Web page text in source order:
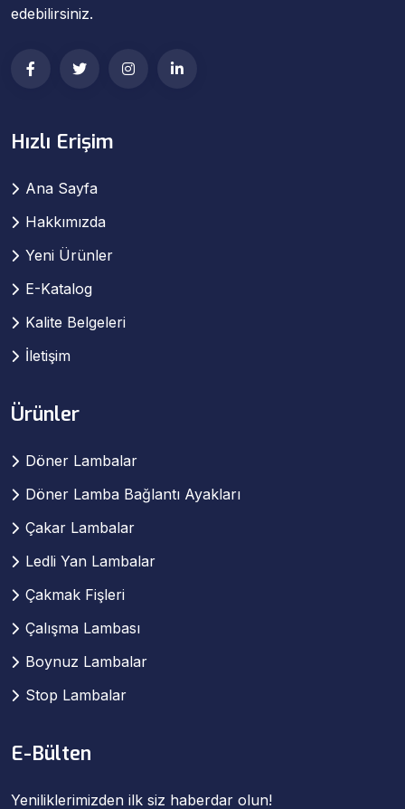
edebilirsiniz.
Hızlı Erişim
Ana Sayfa
Hakkımızda
Yeni Ürünler
E-Katalog
Kalite Belgeleri
İletişim
Ürünler
Döner Lambalar
Döner Lamba Bağlantı Ayakları
Çakar Lambalar
Ledli Yan Lambalar
Çakmak Fişleri
Çalışma Lambası
Boynuz Lambalar
Stop Lambalar
E-Bülten
Yeniliklerimizden ilk siz haberdar olun!